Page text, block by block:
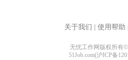
关于我们 使用帮助
无忧工作网版权所有
51Job.com(沪ICP备